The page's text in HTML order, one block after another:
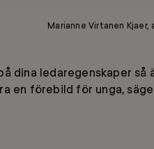
Marianne Virtanen
dina ledaregenskaper så
en förebild för unga,